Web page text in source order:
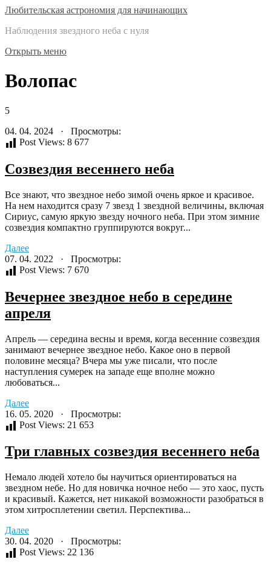
Любительская астрономия для начинающих
Наблюдения звездного неба с нуля
Открыть меню
Волопас
5
04. 04. 2024 · Просмотры:
Post Views: 8 677
Созвездия весеннего неба
Все знают, что звездное небо зимой очень яркое и красивое.
На нем находится сразу 7 звезд 1 звездной величины, включая
Сириус, самую яркую звезду ночного неба. При этом зимние
созвездия компактно группируются вокруг...
Далее
07. 04. 2022 · Просмотры:
Post Views: 7 670
Вечернее звездное небо в середине
апреля
Апрель — середина весны и время, когда весенние созвездия
занимают вечернее звездное небо. Какое оно в первой
половине месяца? Вчера мы уже писали, что после
наступления сумерек на западе еще вполне можно
любоваться...
Далее
16. 05. 2020 · Просмотры:
Post Views: 21 653
Три главных созвездия весеннего неба
Немало людей хотело бы научиться ориентироваться на
звездном небе. Но для новичка ночное небо — это хаос, пусть
и красивый. Кажется, нет никакой возможности разобраться в
этом хитросплетении светил. Перспектива...
Далее
30. 04. 2020 · Просмотры:
Post Views: 22 136